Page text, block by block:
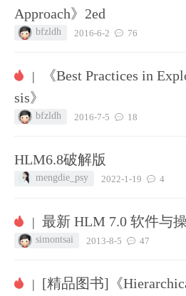
Approach》2ed
bfzldh 2016-6-2 76
|
《Best Practices in
sis》
bfzldh 2016-7-5 18
HLM6.8破解版
mengdie_psy 2022-1-19 4
| 最新 HLM 7.0 软件与
simontsai 2013-8-5 47
| [精品图书]《